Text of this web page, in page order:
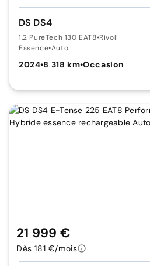
DS DS4
1.2 PureTech 130 EAT8•Rivoli
Essence•Auto.
2024•8 318 km•Occasion
21 999 €
Dès 181 €/mois